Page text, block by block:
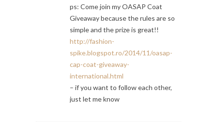
ps: Come join my OASAP Coat
Giveaway because the rules are so
simple and the prize is great!!
http://fashion-
spike.blogspot.ro/2014/11/oasap-
cap-coat-giveaway-
international.html
– if you want to follow each other,
just let me know